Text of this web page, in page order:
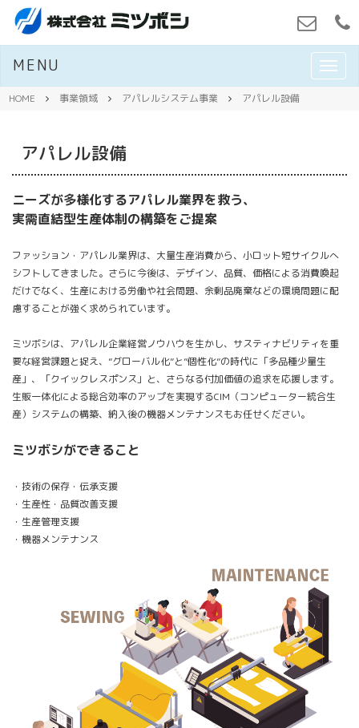
M
E
MENU
HOME 事業領域 アパレルシステム事業 アパレル設備
アパレル設備
ニーズが多様化するアパレル業界を救う、
実需直結型生産体制の構築をご提案
ファッション・アパレル業界は、大量生産消費から、小ロット短サイクルへ
シフトしてきました。さらに今後は、デザイン、品質、価格による消費喚起
だけでなく、生産における労働や社会問題、余剰品廃棄などの環境問題に配
慮することが強く求められています。
ミツボシは、アパレル企業経営ノウハウを生かし、サスティナビリティを重
要な経営課題と捉え、”グローバル化”と”個性化”の時代に「多品種少量生
産」、「クイックレスポンス」と、さらなる付加価値の追求を応援します。
生販一体化による総合効率のアップを実現するCIM（コンピューター統合生
産）システムの構築、納入後の機器メンテナンスもお任せください。
ミツボシができること
・技術の保存・伝承支援
・生産性・品質改善支援
・生産管理支援
・機器メンテナンス